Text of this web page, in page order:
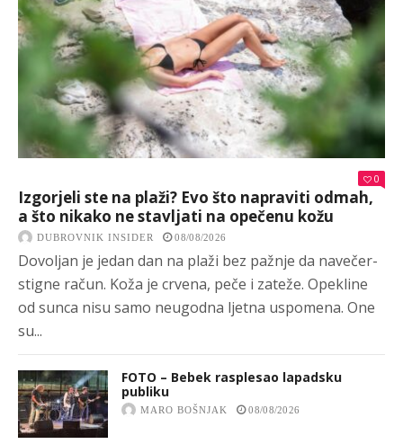
0
Izgorjeli ste na plaži? Evo što napraviti odmah,
a što nikako ne stavljati na opečenu kožu
DUBROVNIK INSIDER 08/08/2026
Dovoljan je jedan dan na plaži bez pažnje da navečer-
stigne račun. Koža je crvena, peče i zateže. Opekline
od sunca nisu samo neugodna ljetna uspomena. One
su...
FOTO – Bebek rasplesao lapadsku
publiku
MARO BOŠNJAK 08/08/2026